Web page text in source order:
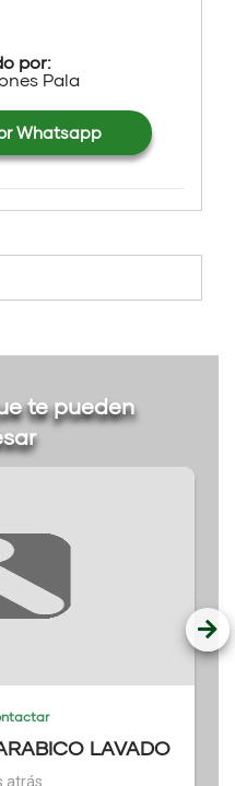
por:
Pala
Whatsapp
te pueden
LAVADO
atrás